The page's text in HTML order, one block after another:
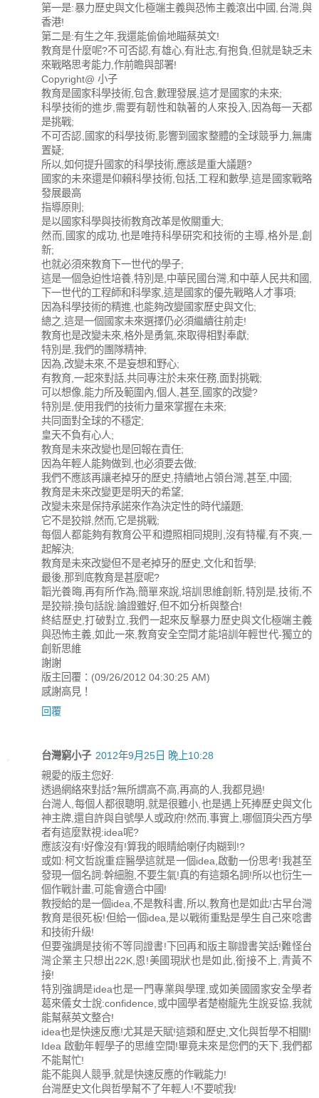
第一是:暴力歷史與文化極端主義與恐怖主義滾出中國,台灣,與
香港!
第二是:有生之年,我還能偷偷地瞄蔡英文!
教育是什麼呢?不可否認,有雄心,有壯志,有抱負,但就是缺乏未
來戰略思考能力,作前瞻與部署!
Copyright@ 小子
教育是國家科學技術,包含,數理發展,這才是國家的未來;
科學技術的進步,需要有韌性和執著的人來投入,因為每一天都
是挑戰;
不可否認,國家的科學技術,影響到國家整體的全球競爭力,無庸
置疑;
所以,如何提升國家的科學技術,應該是重大議題?
國家的未來還是仰賴科學技術,包括,工程和數學,這是國家戰略
發展最高
指導原則;
是以國家科學與技術教育改革是攸關重大;
然而,國家的成功,也是唯持科學研究和技術的主導,格外是,創
新;
也就必須來教育下一世代的學子;
這是一個急迫性培養,特別是,中華民國台灣,和中華人民共和國,
下一世代的工程師和科學家,這是國家的優先戰略人才事項;
因為科學技術的精進,也能夠改變國家歷史與文化;
總之,這是一個國家未來選擇仍必須繼續往前走!
教育也是改變未來,格外是勇氣,來取得相對奉獻;
特別是,我們的團隊精神;
因為,改變未來,不是妄想和野心;
有教育,一起來對話,共同專注於未來任務,面對挑戰;
可以想像,能力所及範圍內,個人,甚至,國家的改變?
特別是,使用我們的技術力量來掌握在未來;
共同面對全球的不穩定;
皇天不負有心人;
教育是未來改變也是回報在責任;
因為年輕人能夠做到,也必須要去做;
我們不應該再讓老掉牙的歷史,持續地占領台灣,甚至,中國;
教育是未來改變更是明天的希望;
改變未來是保持承諾來作為決定性的時代議題;
它不是狡辯,然而,它是挑戰;
每個人都能夠有教育公平和遵照相同規則,沒有特權,有不爽,一
起解決;
教育是未來改變但不是老掉牙的歷史,文化和哲學;
最後,那到底教育是甚麼呢?
韜光養晦,再有所作為;簡單來說,培訓思維創新,特別是,技術,不
是狡辯;換句話說:論證雖好,但不如分析與整合!
終結歷史,打破對立,我們一起來反擊暴力歷史與文化極端主義
與恐怖主義,如此一來,教育安全空間才能培訓年輕世代-獨立的
創新思維
謝謝
版主回覆：(09/26/2012 04:30:25 AM)
感謝高見！
回覆
台灣窮小子 2012年9月25日 晚上10:28
親愛的版主您好:
透過網絡來對話?無所謂高不高,再高的人,我都見過!
台灣人,每個人都很聰明,就是很雖小,也是遇上死捧歷史與文化
神主牌,還自許與自號學人或政府!然而,事實上,哪個頂尖西方學
者有這麼默視:idea呢?
應該沒有!好像沒有!算我的眼睛給喇仔肉糊到!?
或如:柯文哲說重症醫學這就是一個idea,啟動一份思考!我甚至
發現一個名詞:幹細胞,不要生氣!真的有這類名詞!所以也衍生一
個作戰計畫,可能會適合中國!
教授給的是一個idea,不是教科書,所以,教育也是如此!古早台灣
教育是很死板!但給一個idea,是以戰術重點是學生自己來唸書
和技術升級!
但要強調是技術不等同證書!下回再和版主聊證書笑話!難怪台
灣企業主只想出22K,恩!美國現狀也是如此,銜接不上,青黃不
接!
特別強調是idea也是一門專業與學理,或如美國國家安全學者
葛來儀女士說:confidence,或中國學者楚樹龍先生說妥協,我就
能幫蔡英文整合!
idea也是快速反應!尤其是天賦!這類和歷史,文化與哲學不相關!
Idea 啟動年輕學子的思維空間!畢竟未來是您們的天下,我們都
不能幫忙!
能不能與人競爭,就是快速反應的作戰能力!
台灣歷史文化與哲學幫不了年輕人!不要唬我!